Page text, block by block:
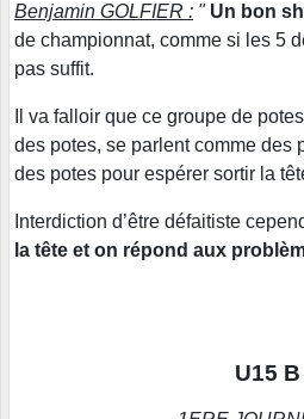
Benjamin GOLFIER : " Un bon
de championnat, comme si les 5
pas suffit.
Il va falloir que ce groupe de
des potes, se parlent comme des
des potes pour espérer sortir la
Interdiction d’être défaitiste
la tête et on répond aux
U15 B